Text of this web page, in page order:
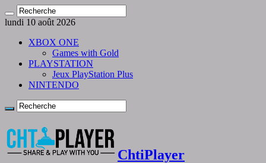
lundi 10 août 2026
XBOX ONE
Games with Gold
PLAYSTATION
Jeux PlayStation Plus
NINTENDO
ChtiPlayer